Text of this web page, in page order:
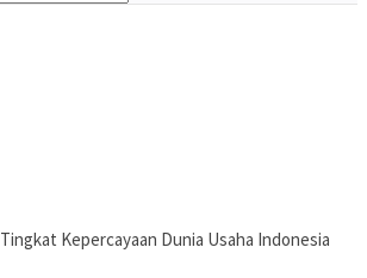
Tingkat Kepercayaan Dunia Usaha Indonesia